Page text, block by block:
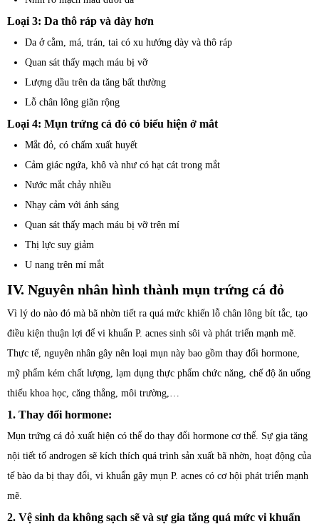
Loại 3: Da thô ráp và dày hơn
Da ở cằm, má, trán, tai có xu hướng dày và thô ráp
Quan sát thấy mạch máu bị vỡ
Lượng dầu trên da tăng bất thường
Lỗ chân lông giãn rộng
Loại 4: Mụn trứng cá đỏ có biểu hiện ở mắt
Mắt đỏ, có chấm xuất huyết
Cảm giác ngứa, khô và như có hạt cát trong mắt
Nước mắt chảy nhiều
Nhạy cảm với ánh sáng
Quan sát thấy mạch máu bị vỡ trên mí
Thị lực suy giảm
U nang trên mí mắt
IV. Nguyên nhân hình thành mụn trứng cá đỏ
Vì lý do nào đó mà bã nhờn tiết ra quá mức khiến lỗ chân lông bít tắc, tạo
điều kiện thuận lợi để vi khuẩn P. acnes sinh sôi và phát triển mạnh mẽ.
Thực tế, nguyên nhân gây nên loại mụn này bao gồm thay đổi hormone,
mỹ phẩm kém chất lượng, lạm dụng thực phẩm chức năng, chế độ ăn uống
thiếu khoa học, căng thẳng, môi trường,…
1. Thay đổi hormone:
Mụn trứng cá đỏ xuất hiện có thể do thay đổi hormone cơ thể. Sự gia tăng
nội tiết tố androgen sẽ kích thích quá trình sản xuất bã nhờn, hoạt động của
tế bào da bị thay đổi, vi khuẩn gây mụn P. acnes có cơ hội phát triển mạnh
mẽ.
2. Vệ sinh da không sạch sẽ và sự gia tăng quá mức vi khuẩn